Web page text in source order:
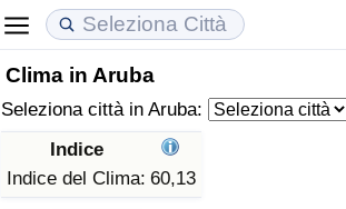
Clima in Aruba
Seleziona città in Aruba:
Indice
Indice del Clima: 60,13
Costo della vita
Indice Del Costo Della Vita (corrente)
Indice Del Costo Della Vita
Prezzi degli immobili
Indice del Prezzo delle Case (Corrente)
Indice del Prezzo delle Case
Qualità della Vita
Indice della Qualità della Vita
Indice della Qualità della Vita (Corrente)